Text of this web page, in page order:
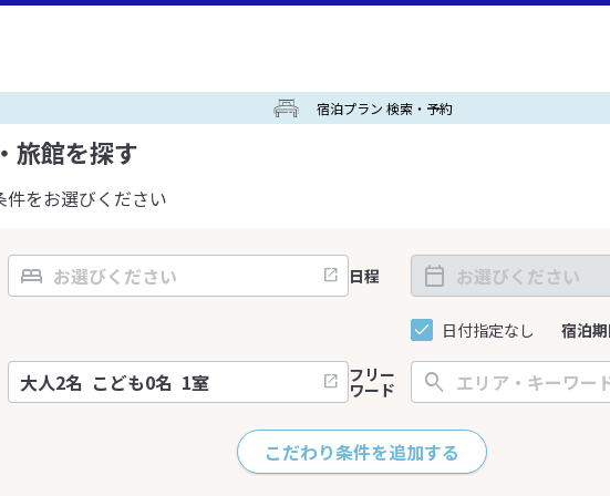
宿泊プラン 検索・予約
旅館を探す
件をお選びください
日程
日付指定なし 宿泊
フリー
ワード
こだわり条件を追加する